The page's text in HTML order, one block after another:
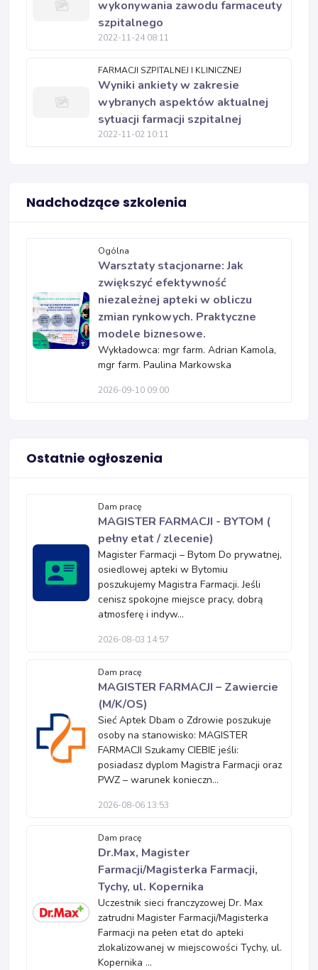
wykonywania zawodu farmaceuty
szpitalnego
2022-11-24 08:11
FARMACJI SZPITALNEJ I KLINICZNEJ
Wyniki ankiety w zakresie
wybranych aspektów aktualnej
sytuacji farmacji szpitalnej
2022-11-02 10:11
Nadchodzące szkolenia
Ogólna
Warsztaty stacjonarne: Jak
zwiększyć efektywność
niezależnej apteki w obliczu
zmian rynkowych. Praktyczne
modele biznesowe.
Wykładowca: mgr farm. Adrian Kamola,
mgr farm. Paulina Markowska
2026-09-10 09:00
Ostatnie ogłoszenia
Dam pracę
MAGISTER FARMACJI - BYTOM (
pełny etat / zlecenie)
Magister Farmacji – Bytom Do prywatnej,
osiedlowej apteki w Bytomiu
poszukujemy Magistra Farmacji. Jeśli
cenisz spokojne miejsce pracy, dobrą
atmosferę i indyw...
2026-08-03 14:57
Dam pracę
MAGISTER FARMACJI – Zawiercie
(M/K/OS)
Sieć Aptek Dbam o Zdrowie poszukuje
osoby na stanowisko: MAGISTER
FARMACJI Szukamy CIEBIE jeśli:
posiadasz dyplom Magistra Farmacji oraz
PWZ – warunek konieczn...
2026-08-06 13:53
Dam pracę
Dr.Max, Magister
Farmacji/Magisterka Farmacji,
Tychy, ul. Kopernika
Uczestnik sieci franczyzowej Dr. Max
zatrudni Magister Farmacji/Magisterka
Farmacji na pełen etat do apteki
zlokalizowanej w miejscowości Tychy, ul.
Kopernika ...